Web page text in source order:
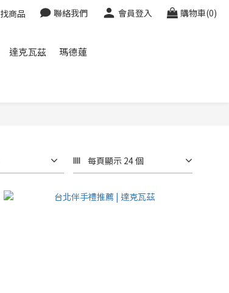
找商品 聯絡我們 會員登入 購物車(0)
達克瓦茲
瑪德蓮
每頁顯示 24 個